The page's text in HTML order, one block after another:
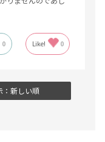
0 Like! 0
：新しい順